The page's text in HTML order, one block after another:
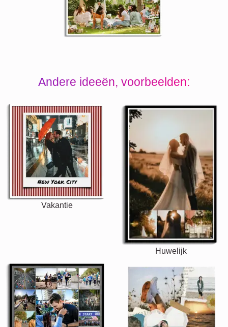
Andere ideeën, voorbeelden:
Vakantie
Huwelijk